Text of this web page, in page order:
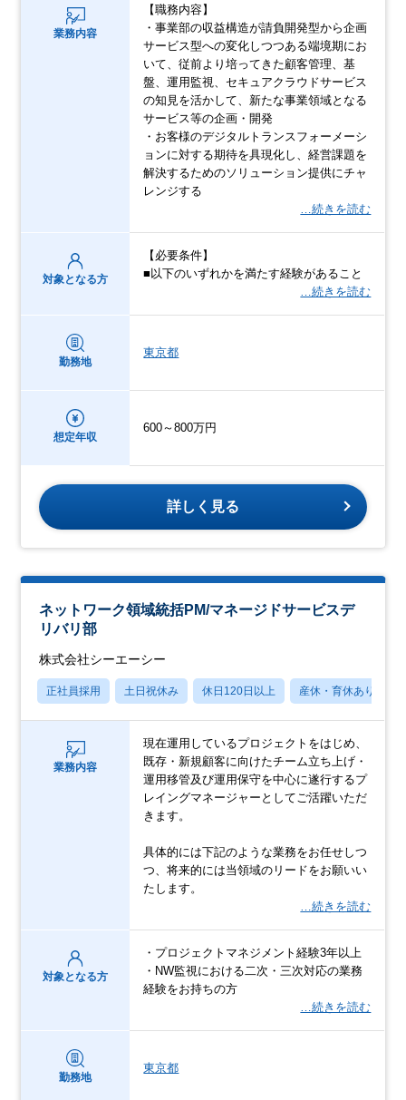
業務内容
【職務内容】
・事業部の収益構造が請負開発型から企画
サービス型への変化しつつある端境期にお
いて、従前より培ってきた顧客管理、基
盤、運用監視、セキュアクラウドサービス
の知見を活かして、新たな事業領域となる
サービス等の企画・開発
・お客様のデジタルトランスフォーメーシ
ョンに対する期待を具現化し、経営課題を
解決するためのソリューション提供にチャ
レンジする
…続きを読む
対象となる方
【必要条件】
■以下のいずれかを満たす経験があること
…続きを読む
勤務地
東京都
想定年収
600～800万円
詳しく見る
ネットワーク領域統括PM/マネージドサービスデ
リバリ部
株式会社シーエーシー
正社員採用 土日祝休み 休日120日以上 産休・育休あり
業務内容
現在運用しているプロジェクトをはじめ、
既存・新規顧客に向けたチーム立ち上げ・
運用移管及び運用保守を中心に遂行するプ
レイングマネージャーとしてご活躍いただ
きます。
具体的には下記のような業務をお任せしつ
つ、将来的には当領域のリードをお願いい
たします。
…続きを読む
対象となる方
・プロジェクトマネジメント経験3年以上
・NW監視における二次・三次対応の業務
経験をお持ちの方
…続きを読む
勤務地
東京都